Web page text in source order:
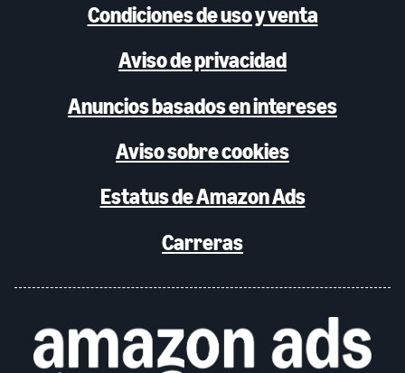
Condiciones de uso y venta
Aviso de privacidad
Anuncios basados en intereses
Aviso sobre cookies
Estatus de Amazon Ads
Carreras